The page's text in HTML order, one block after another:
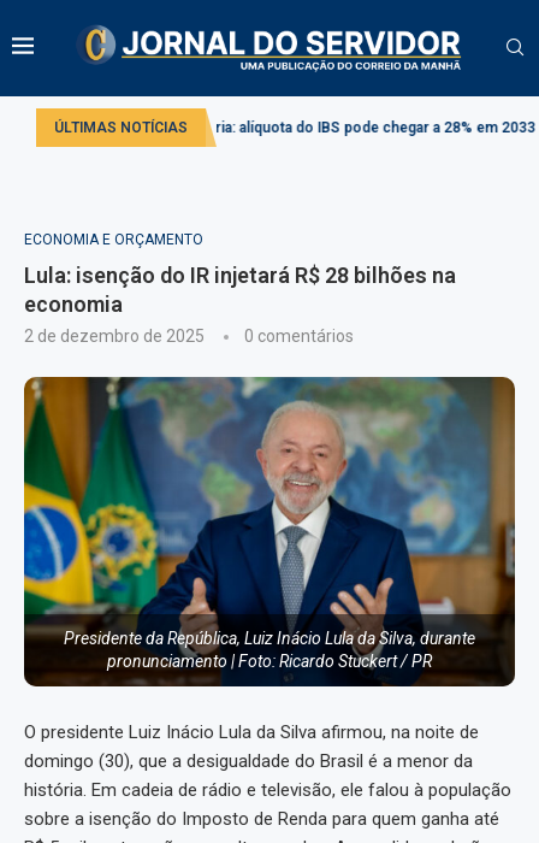
ÚLTIMAS NOTÍCIAS
tributária: alíquota do IBS pode chegar a 28% em 2033 Projeto cria
ECONOMIA E ORÇAMENTO
Lula: isenção do IR injetará R$ 28 bilhões na
economia
2 de dezembro de 2025 0 comentários
Presidente da República, Luiz Inácio Lula da Silva, durante
pronunciamento | Foto: Ricardo Stuckert / PR
O presidente Luiz Inácio Lula da Silva afirmou, na noite de
domingo (30), que a desigualdade do Brasil é a menor da
história. Em cadeia de rádio e televisão, ele falou à população
sobre a isenção do Imposto de Renda para quem ganha até